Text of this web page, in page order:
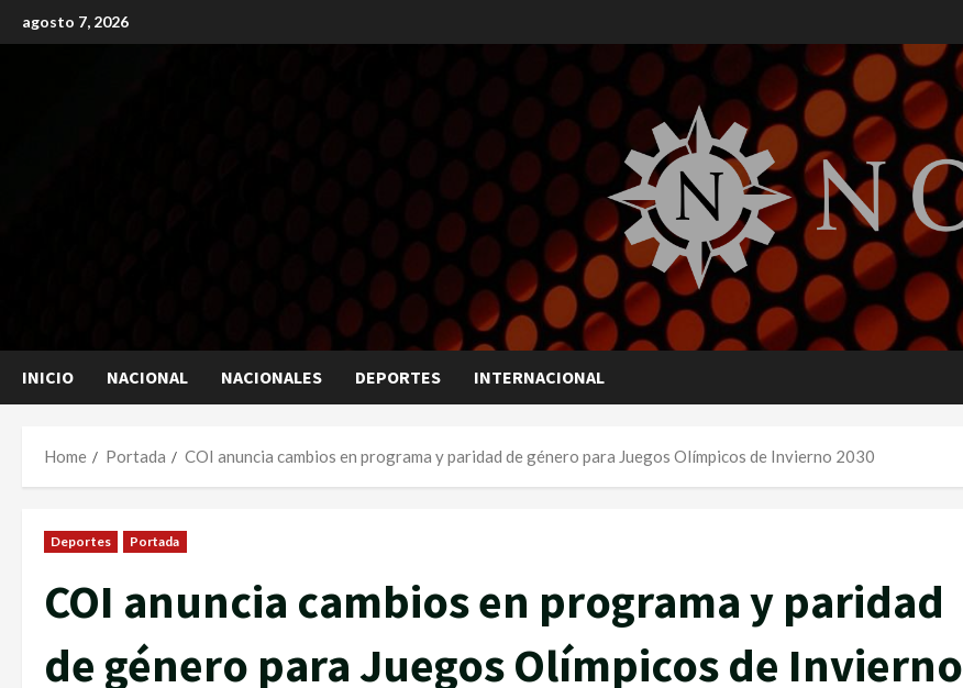
to
agosto 7, 2026
INICIO NACIONAL NACIONALES DEPORTES INTERNACIONAL
Home Portada COI anuncia cambios en programa y paridad de género para Juegos Olímpicos de Invierno 2030
Deportes Portada
COI anuncia cambios en programa y paridad
de género para Juegos Olímpicos de Invierno